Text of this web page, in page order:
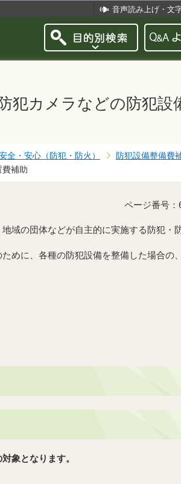
音声読み上げ・文
犯カメラなどの防犯設
全・安心（防犯・防火）
防犯設備整備費
費補助
ページ番号：
域の団体などが自主的に実施する防犯・
めに、各種の防犯設備を整備した場合の
象となります。